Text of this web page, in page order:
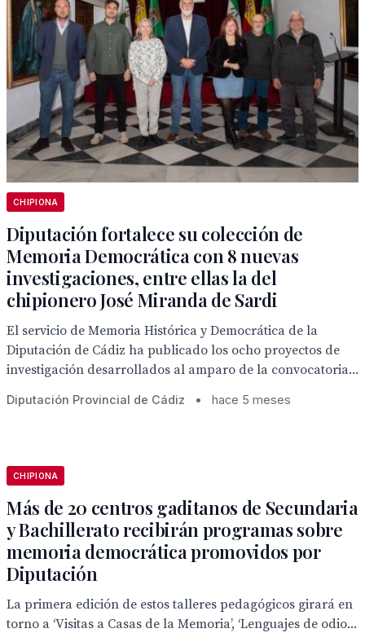
CHIPIONA
Diputación fortalece su colección de
Memoria Democrática con 8 nuevas
investigaciones, entre ellas la del
chipionero José Miranda de Sardi
El servicio de Memoria Histórica y Democrática de la
Diputación de Cádiz ha publicado los ocho proyectos de
investigación desarrollados al amparo de la convocatoria...
Diputación Provincial de Cádiz • hace 5 meses
CHIPIONA
Más de 20 centros gaditanos de Secundaria
y Bachillerato recibirán programas sobre
memoria democrática promovidos por
Diputación
La primera edición de estos talleres pedagógicos girará en
torno a ‘Visitas a Casas de la Memoria’, ‘Lenguajes de odio...